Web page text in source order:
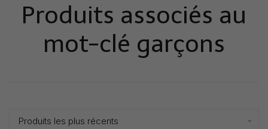
Produits associés au
mot-clé garçons
Produits les plus récents